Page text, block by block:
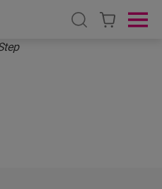
Open search